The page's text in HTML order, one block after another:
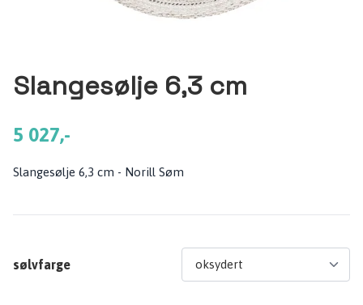
Slangesølje 6,3 cm
5 027,-
Slangesølje 6,3 cm - Norill Søm
sølvfarge